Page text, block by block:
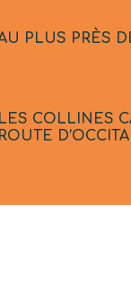
PLUS PRÈS
LES COLLINES
ROUTE